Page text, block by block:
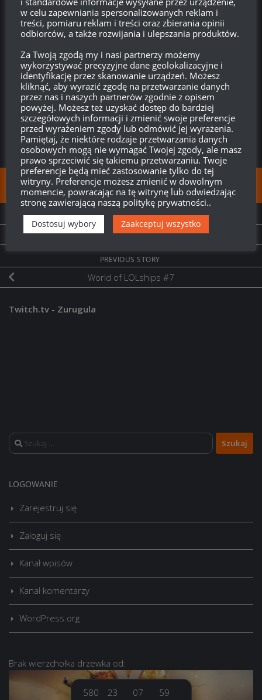
0 Odpowiedz
Anonimowo
Reply to 07:37, 16 sierpnia 2017 07:37
Lub w Cebrze tam gdzie mieszkam
0 Odpowiedz
FOLLOW:
NEXT STORY
Strv 81 „Primo Victoria”
PREVIOUS STORY
World of LOLships #7
Twitch.tv - Zurugula
Szukaj:
LOGOWANIE
Zarejestruj się
Zaloguj się
Kanał wpisów
Kanał komentarzy
WordPress.org
Brak wierzchołka drzewka od:
580
23
08
00
w celu zapewniania spersonalizowanych reklam i
treści, pomiaru reklam i treści oraz zbierania opinii
odbiorców, a także rozwijania i ulepszania produktów.
Za Twoją zgodą my i nasi partnerzy możemy
wykorzystywać precyzyjne dane geolokalizacyjne i
identyfikację przez skanowanie urządzeń. Możesz
kliknąć, aby wyrazić zgodę na przetwarzanie danych
przez nas i naszych partnerów zgodnie z opisem
powyżej. Możesz też uzyskać dostęp do bardziej
szczegółowych informacji i zmienić swoje preferencje
przed wyrażeniem zgody lub odmówić jej wyrażenia.
Pamiętaj, że niektóre rodzaje przetwarzania danych
osobowych mogą nie wymagać Twojej zgody, ale masz
prawo sprzeciwić się takiemu przetwarzaniu. Twoje
preferencje będą mieć zastosowanie tylko do tej
witryny. Preferencje możesz zmienić w dowolnym
momencie, powracając na tę witrynę lub odwiedzając
stronę zawierającą naszą politykę prywatności..
Dostosuj wybory Zaakceptuj wszystko